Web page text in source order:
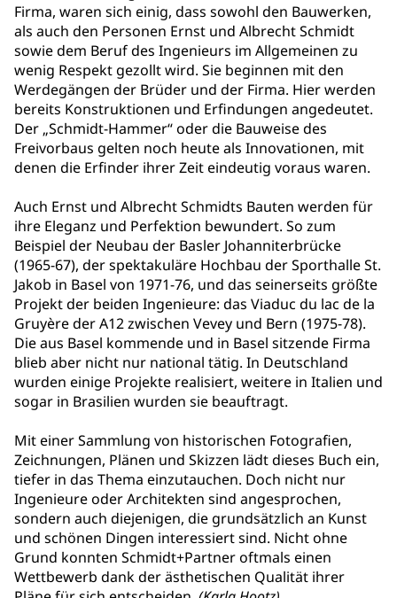
Firma, waren sich einig, dass sowohl den Bauwerken,
als auch den Personen Ernst und Albrecht Schmidt
sowie dem Beruf des Ingenieurs im Allgemeinen zu
wenig Respekt gezollt wird. Sie beginnen mit den
Werdegängen der Brüder und der Firma. Hier werden
bereits Konstruktionen und Erfindungen angedeutet.
Der „Schmidt-Hammer“ oder die Bauweise des
Freivorbaus gelten noch heute als Innovationen, mit
denen die Erfinder ihrer Zeit eindeutig voraus waren.
Auch Ernst und Albrecht Schmidts Bauten werden für
ihre Eleganz und Perfektion bewundert. So zum
Beispiel der Neubau der Basler Johanniterbrücke
(1965-67), der spektakuläre Hochbau der Sporthalle St.
Jakob in Basel von 1971-76, und das seinerseits größte
Projekt der beiden Ingenieure: das Viaduc du lac de la
Gruyère der A12 zwischen Vevey und Bern (1975-78).
Die aus Basel kommende und in Basel sitzende Firma
blieb aber nicht nur national tätig. In Deutschland
wurden einige Projekte realisiert, weitere in Italien und
sogar in Brasilien wurden sie beauftragt.
Mit einer Sammlung von historischen Fotografien,
Zeichnungen, Plänen und Skizzen lädt dieses Buch ein,
tiefer in das Thema einzutauchen. Doch nicht nur
Ingenieure oder Architekten sind angesprochen,
sondern auch diejenigen, die grundsätzlich an Kunst
und schönen Dingen interessiert sind. Nicht ohne
Grund konnten Schmidt+Partner oftmals einen
Wettbewerb dank der ästhetischen Qualität ihrer